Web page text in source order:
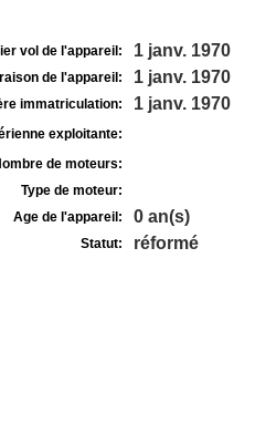
vol de l'appareil: 1 janv. 1970
de l'appareil: 1 janv. 1970
immatriculation: 1 janv. 1970
exploitante:
de moteurs:
Type de moteur:
Age de l'appareil:
0 an(s)
Statut: réformé